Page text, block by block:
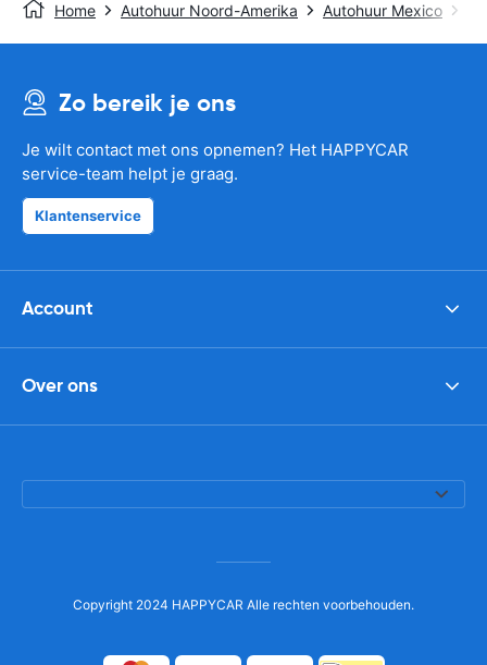
Home Autohuur Noord-Amerika Autohuur Mexico
Zo bereik je ons
Je wilt contact met ons opnemen? Het HAPPYCAR
service-team helpt je graag.
Klantenservice
Account
Over ons
Copyright 2024 HAPPYCAR Alle rechten voorbehouden.